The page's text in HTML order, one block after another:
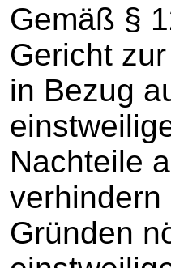
Gemäß §
Gericht
in Bezug
Nachteile
Gründen